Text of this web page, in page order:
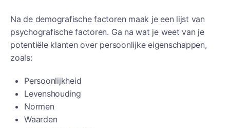
Na de demografische factoren maak je een lijst van
psychografische factoren. Ga na wat je weet van je
potentiële klanten over persoonlijke eigenschappen,
zoals:
Persoonlijkheid
Levenshouding
Normen
Waarden